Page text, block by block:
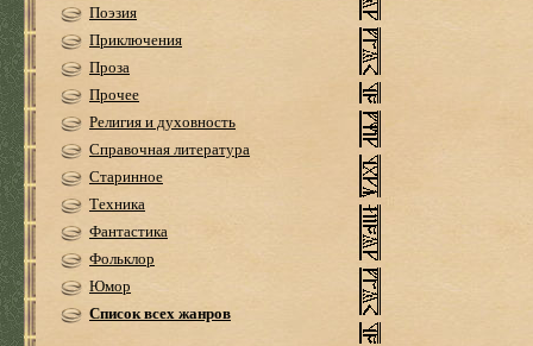
Поэзия
Приключения
Проза
Прочее
Религия и духовность
Справочная литература
Старинное
Техника
Фантастика
Фольклор
Юмор
Список всех жанров